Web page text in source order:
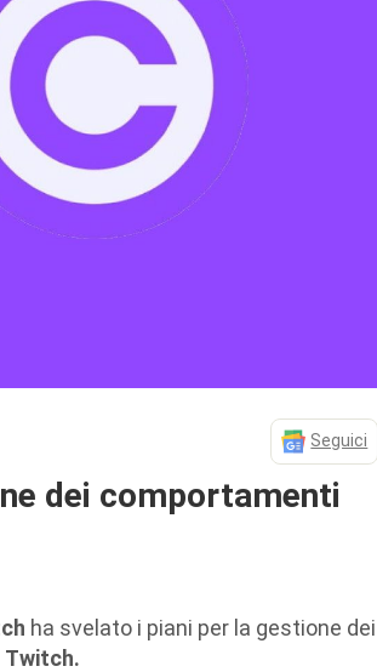
Seguici
dei comportamenti
ha svelato i piani per la gestione dei
Twitch.